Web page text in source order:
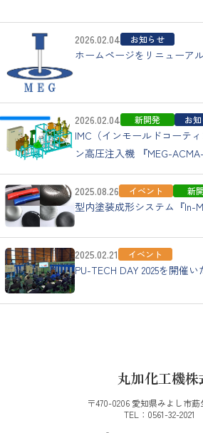
2026.02.04 お知らせ
ホームページをリニューア
2026.02.04 新開発 お
IMC（インモールドコーテ
ン高圧注入機 『MEG-
2025.08.26 イベント 新
型内塗装成形システム『In-
2025.02.21 イベント
PU-TECH DAY 2025を開催
丸加化工機株
〒470-0206 愛知県みよし市莇
TEL： 0561-32-2021